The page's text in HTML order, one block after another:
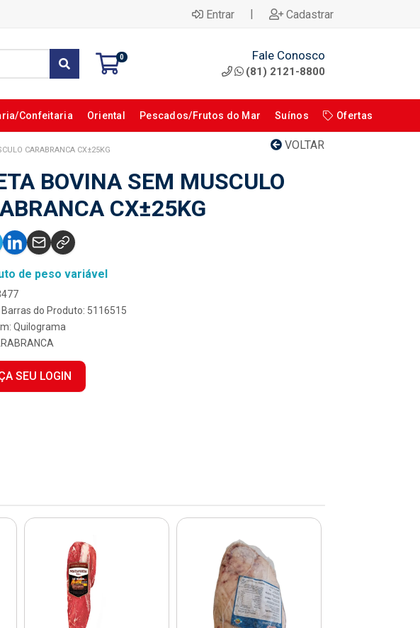
Entrar | Cadastrar
0 Fale Conosco
(81) 2121-8800
Confeitaria Oriental Pescados/Frutos do Mar Suínos Ofertas
VOLTAR
CARABRANCA CX±25KG
BOVINA SEM MUSCULO
CX±25KG
de peso variável
do Produto: 5116515
Quilograma
SEU LOGIN